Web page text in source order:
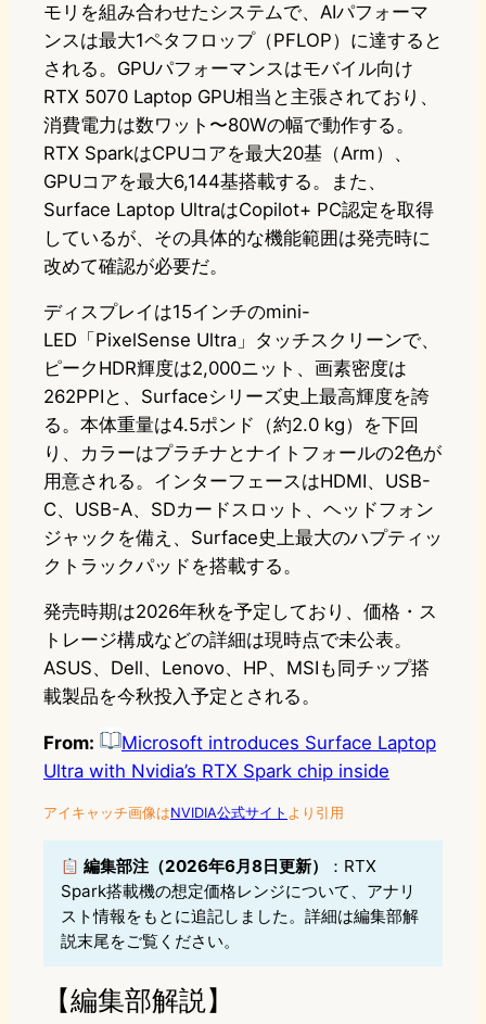
モリを組み合わせたシステムで、AIパフォーマ
ンスは最大1ペタフロップ（PFLOP）に達すると
される。GPUパフォーマンスはモバイル向け
RTX 5070 Laptop GPU相当と主張されており、
消費電力は数ワット〜80Wの幅で動作する。
RTX SparkはCPUコアを最大20基（Arm）、
GPUコアを最大6,144基搭載する。また、
Surface Laptop UltraはCopilot+ PC認定を取得
しているが、その具体的な機能範囲は発売時に
改めて確認が必要だ。
ディスプレイは15インチのmini-
LED「PixelSense Ultra」タッチスクリーンで、
ピークHDR輝度は2,000ニット、画素密度は
262PPIと、Surfaceシリーズ史上最高輝度を誇
る。本体重量は4.5ポンド（約2.0 kg）を下回
り、カラーはプラチナとナイトフォールの2色が
用意される。インターフェースはHDMI、USB-
C、USB-A、SDカードスロット、ヘッドフォン
ジャックを備え、Surface史上最大のハプティッ
クトラックパッドを搭載する。
発売時期は2026年秋を予定しており、価格・ス
トレージ構成などの詳細は現時点で未公表。
ASUS、Dell、Lenovo、HP、MSIも同チップ搭
載製品を今秋投入予定とされる。
From:
Microsoft introduces Surface Laptop
Ultra with Nvidia’s RTX Spark chip inside
アイキャッチ画像はNVIDIA公式サイト より引用
編集部注（2026年6月8日更新）
：RTX
Spark搭載機の想定価格レンジについて、アナリ
スト情報をもとに追記しました。詳細は編集部解
説末尾をご覧ください。
【編集部解説】